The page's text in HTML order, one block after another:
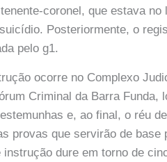
coronel, que estava
Posteriormente, o
pelo g1.
ocorre no Complexo
Criminal da Barra Funda,
e, ao final, o réu
provas que servirão de
instrução dure em torno de